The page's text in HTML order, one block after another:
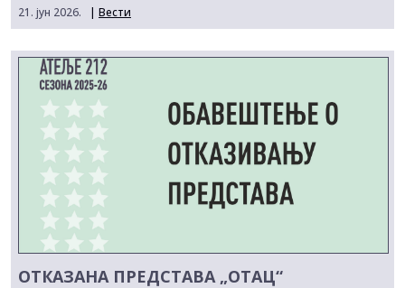
21. јун 2026. | Вести
ОТКАЗАНА ПРЕДСТАВА „ОТАЦ“